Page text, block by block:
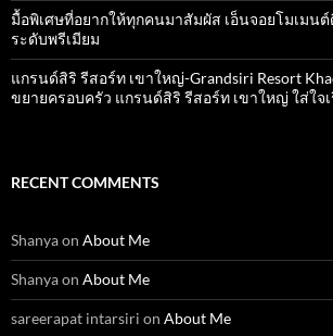
มื้อพิเศษที่อยากให้ทุกคนมาสัมผัส เอ็นจอยโมเมน
ระดับพรีเมียม
แกรนด์สิริ​ รีสอร์ท​ เขาใหญ่​-Grandsiri​ Resort​
ขยายครอบครัว แกรนด์สิริ รีสอร์ท เขาใหญ่ ใส่ใ
RECENT COMMENTS
Shanyaon About Me
Shanyaon About Me
sareerapat intarsiri on About Me